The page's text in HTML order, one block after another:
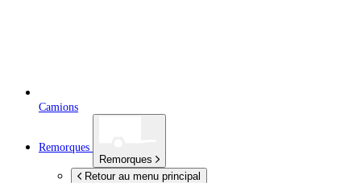
Camions
Remorques
Remorques
Retour au menu principal